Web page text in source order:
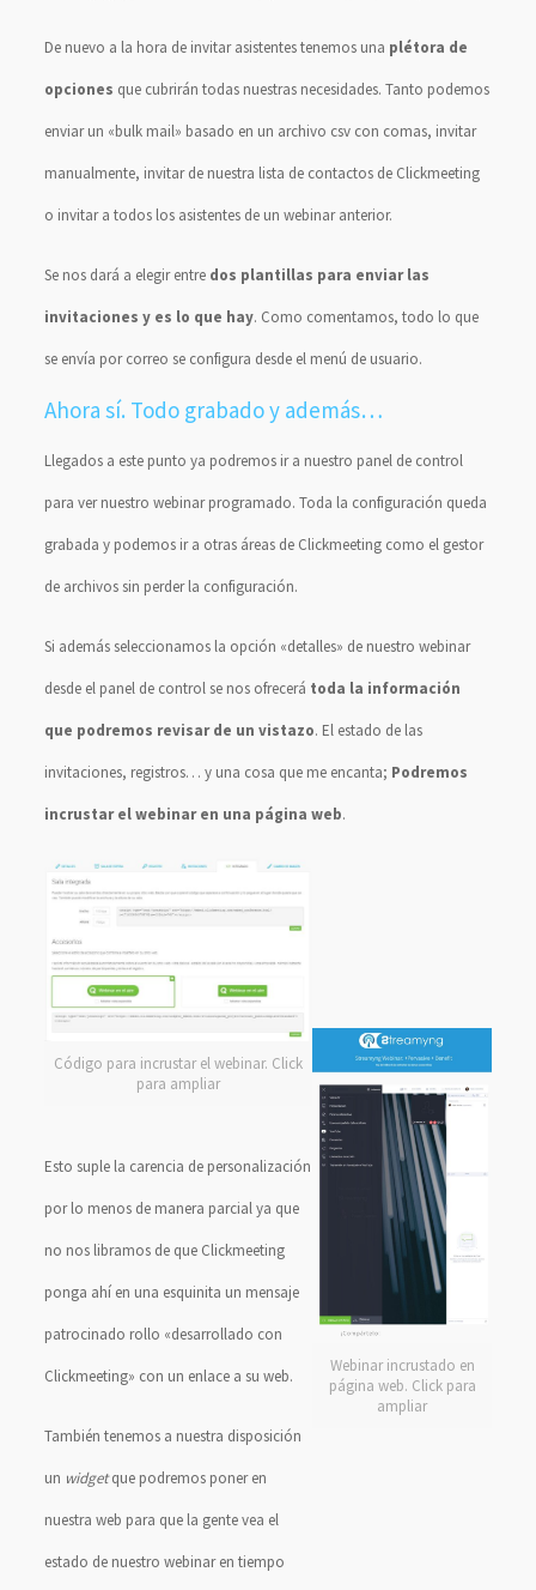
De nuevo a la hora de invitar asistentes tenemos una plétora de
opciones que cubrirán todas nuestras necesidades. Tanto podemos
enviar un «bulk mail» basado en un archivo csv con comas, invitar
manualmente, invitar de nuestra lista de contactos de Clickmeeting
o invitar a todos los asistentes de un webinar anterior.
Se nos dará a elegir entre dos plantillas para enviar las
invitaciones y es lo que hay. Como comentamos, todo lo que
se envía por correo se configura desde el menú de usuario.
Ahora sí. Todo grabado y además…
Llegados a este punto ya podremos ir a nuestro panel de control
para ver nuestro webinar programado. Toda la configuración queda
grabada y podemos ir a otras áreas de Clickmeeting como el gestor
de archivos sin perder la configuración.
Si además seleccionamos la opción «detalles» de nuestro webinar
desde el panel de control se nos ofrecerá toda la información
que podremos revisar de un vistazo. El estado de las
invitaciones, registros… y una cosa que me encanta; Podremos
incrustar el webinar en una página web.
Código para incrustar el webinar. Click
para ampliar
Esto suple la carencia de personalización
por lo menos de manera parcial ya que
no nos libramos de que Clickmeeting
ponga ahí en una esquinita un mensaje
patrocinado rollo «desarrollado con
Clickmeeting» con un enlace a su web.
También tenemos a nuestra disposición
un widgetque podremos poner en
nuestra web para que la gente vea el
estado de nuestro webinar en tiempo
Webinar incrustado en
página web. Click para
ampliar